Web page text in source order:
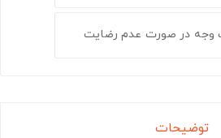
وجه در صورت عدم رضایت
توضیحات